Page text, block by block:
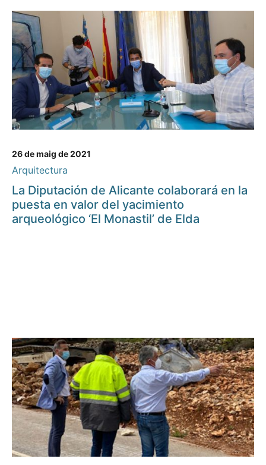
26 de maig de 2021
Arquitectura
La Diputación de Alicante colaborará en la
puesta en valor del yacimiento
arqueológico ‘El Monastil’ de Elda